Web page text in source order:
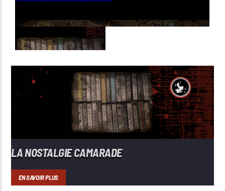
LA NOSTALGIE CAMARADE
EN SAVOIR PLUS